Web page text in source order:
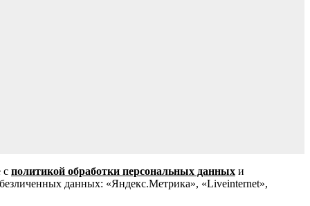
с политикой обработки персональных данных и
данных: «Яндекс.Метрика», «Liveinternet»,